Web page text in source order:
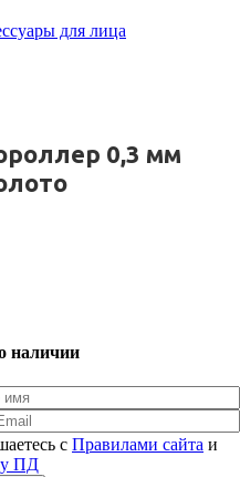
для лица
0,3 мм
наличии
с Правилами сайта и
ПД